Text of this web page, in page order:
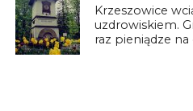
Krzeszowice
uzdrowiskiem.
raz pieniądze